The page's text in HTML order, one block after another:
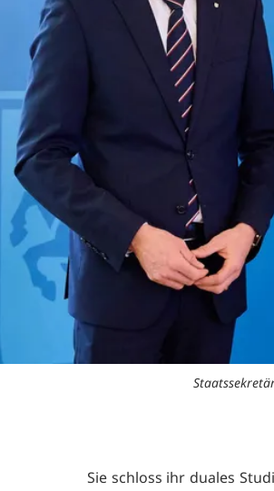
Sie schloss ihr duales